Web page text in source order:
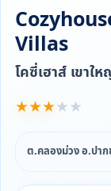
Villas
โคซี่เฮาส์ เขาใ
★★★★ ★
ต.คลองม่วง อ.ปาก